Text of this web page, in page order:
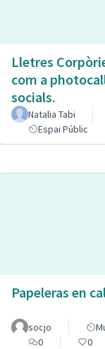
Lletres
com a
socials.
Natalia Tabi
Espai Públic
Papeleras en
socjo
0
0